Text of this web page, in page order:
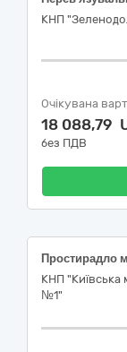
КНП
Очікувана
18 088,79
без ПДВ
КНП "Київська
№1"